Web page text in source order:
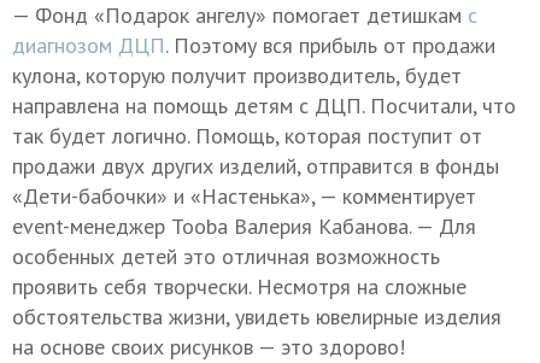
— Фонд «Подарок ангелу» помогает детишкам с
диагнозом ДЦП. Поэтому вся прибыль от продажи
кулона, которую получит производитель, будет
направлена на помощь детям с ДЦП. Посчитали, что
так будет логично. Помощь, которая поступит от
продажи двух других изделий, отправится в фонды
«Дети-бабочки» и «Настенька», — комментирует
event-менеджер Tooba Валерия Кабанова. — Для
особенных детей это отличная возможность
проявить себя творчески. Несмотря на сложные
обстоятельства жизни, увидеть ювелирные изделия
на основе своих рисунков — это здорово!